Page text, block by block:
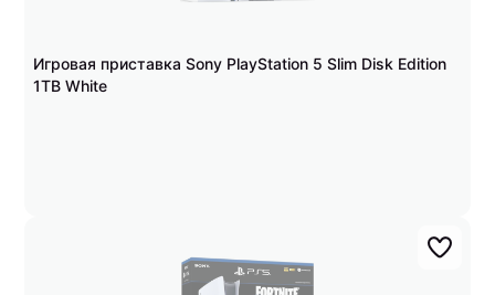
Игровая приставка Sony PlayStation 5 Slim Disk Edition
1TB White